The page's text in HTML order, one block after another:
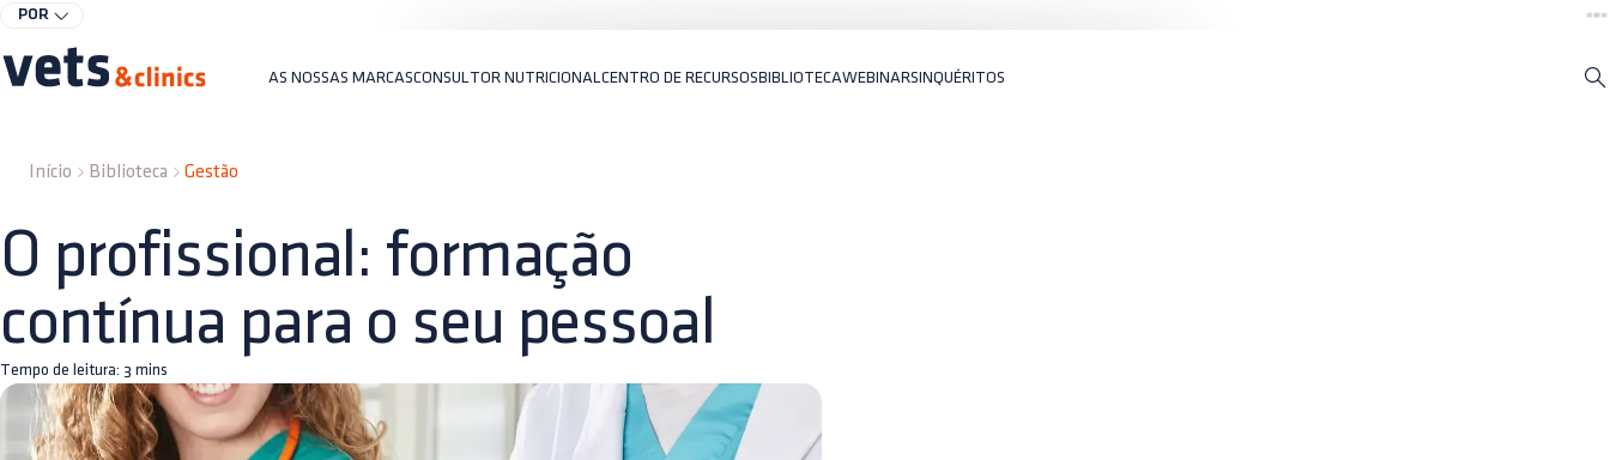
POR
AS NOSSAS MARCASCONSULTOR NUTRICIONAL CENTRO DE RECURSOSBIBLIOTECAWEBINARSINQUÉRITOS
Início Biblioteca Gestão
O profissional: formação
contínua para o seu pessoal
Tempo de leitura: 3 mins